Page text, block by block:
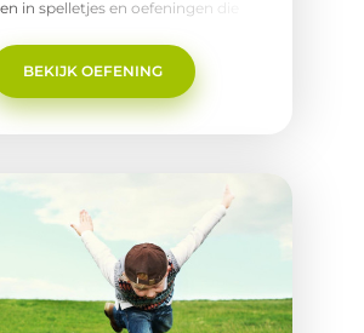
in spelletjes en oefeningen die
de 'samen- spelen
BEKIJK OEFENING